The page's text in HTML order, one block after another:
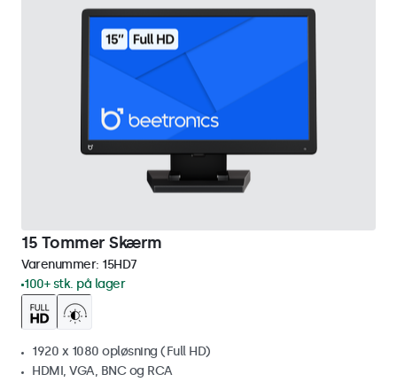
15 Tommer Skærm
Varenummer: 15HD7
100+ stk. på lager
1920 x 1080 opløsning (Full HD)
HDMI, VGA, BNC og RCA